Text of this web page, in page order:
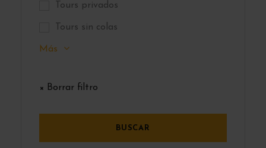
Tours privados
Tours sin colas
Más
× Borrar filtro